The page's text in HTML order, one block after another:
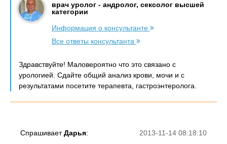
врач уролог - андролог, сексолог высшей
категории
Информация о консультанте
Все ответы консультанта
Здравствуйте! Маловероятно что это связано с
урологией. Сдайте общий анализ крови, мочи и с
результатами посетите терапевта, гастроэнтеролога.
2013-11-14 08:18:10
СпрашиваетДарья: